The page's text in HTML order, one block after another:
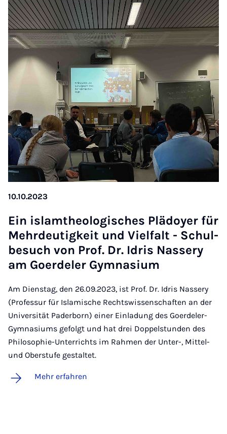
10.10.2023
Ein isl­amtheo­lo­gi­sches Plä­doy­er für
Mehr­deu­tig­keit und Viel­falt - Schul­
be­such von Prof. Dr. Idris Nas­se­ry
am Goer­de­ler Gym­na­si­um
Am Dienstag, den 26.09.2023, ist Prof. Dr. Idris Nassery
(Professur für Islamische Rechtswissenschaften an der
Universität Paderborn) einer Einladung des Goerdeler-
Gymnasiums gefolgt und hat drei Doppelstunden des
Philosophie-Unterrichts im Rahmen der Unter-, Mittel-
und Oberstufe gestaltet.
Mehr erfahren